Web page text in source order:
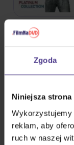
Zgoda
Niniejsza
Wykorzystujemy
reklam, aby
ruch w naszej